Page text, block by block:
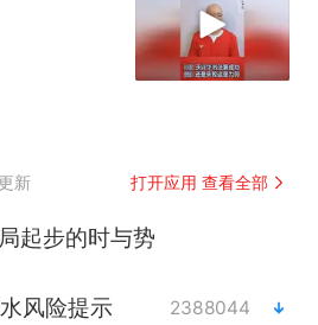
新 打开应用 查看全部
起步的时与势
风险提示 2388044